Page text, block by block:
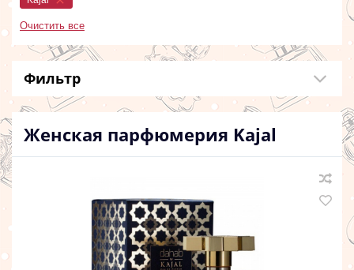
Очистить все
Фильтр
Женская парфюмерия Kajal